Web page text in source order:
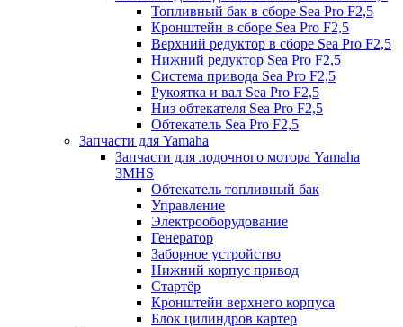
Топливный бак в сборе Sea Pro F2,5
Кронштейн в сборе Sea Pro F2,5
Верхний редуктор в сборе Sea Pro F2,5
Нижний редуктор Sea Pro F2,5
Система привода Sea Pro F2,5
Рукоятка и вал Sea Pro F2,5
Низ обтекателя Sea Pro F2,5
Обтекатель Sea Pro F2,5
Запчасти для Yamaha
Запчасти для лодочного мотора Yamaha
3MHS
Обтекатель топливный бак
Управление
Электрооборудование
Генератор
Заборное устройство
Нижний корпус привод
Стартёр
Кронштейн верхнего корпуса
Блок цилиндров картер